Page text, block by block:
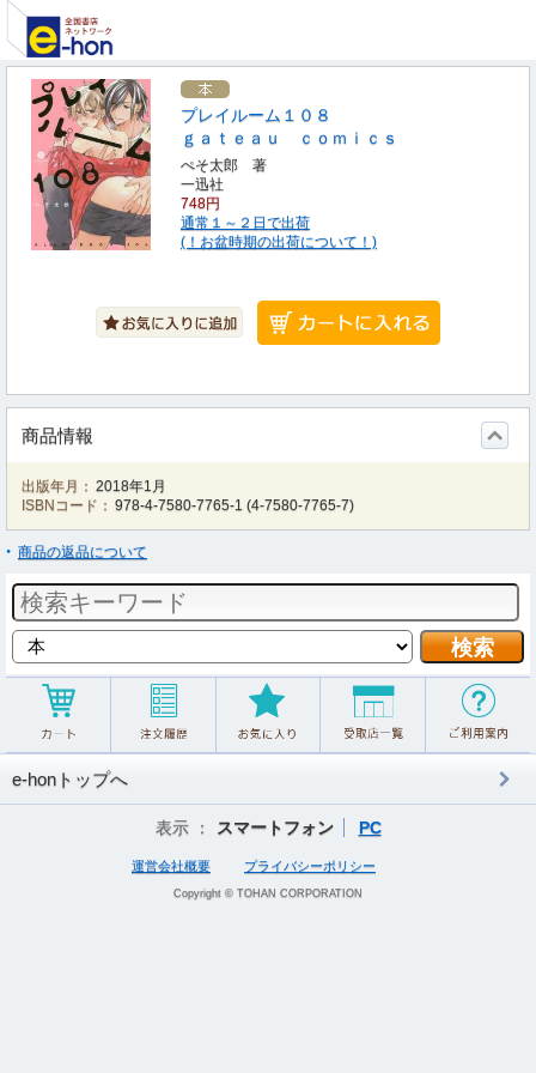
プレイルーム１０８
ｇａｔｅａｕ ｃｏｍｉｃｓ
ぺそ太郎 著
一迅社
748円
通常１～２日で出荷
(！お盆時期の出荷について！)
商品情報
出版年月： 2018年1月
ISBNコード： 978-4-7580-7765-1 (4-7580-7765-7)
商品の返品について
e-honトップへ
表示 ： スマートフォン PC
運営会社概要 プライバシーポリシー
Copyright © TOHAN CORPORATION